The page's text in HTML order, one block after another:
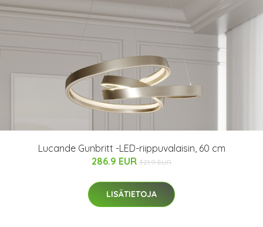
Lucande Gunbritt -LED-riippuvalaisin, 60 cm
286.9 EUR 321.9 EUR
LISÄTIETOJA